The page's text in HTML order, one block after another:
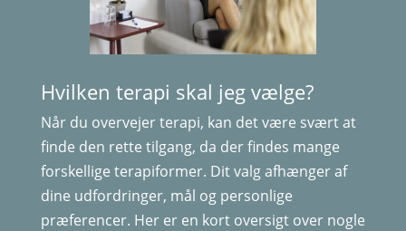
Hvilken terapi skal jeg vælge?
Når du overvejer terapi, kan det være svært at
finde den rette tilgang, da der findes mange
forskellige terapiformer. Dit valg afhænger af
dine udfordringer, mål og personlige
præferencer. Her er en kort oversigt over nogle